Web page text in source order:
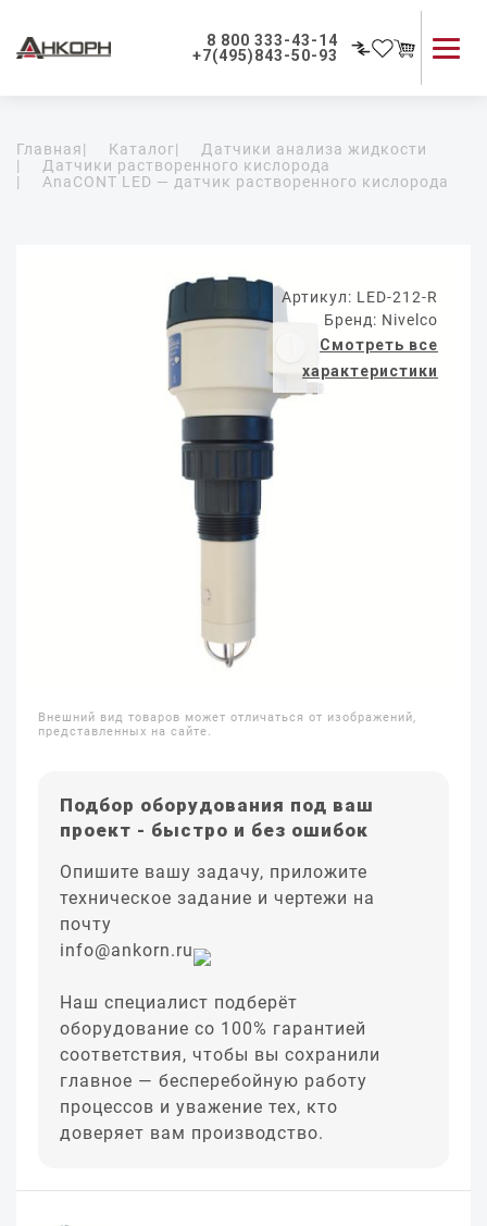
8 800 333-43-14
+7(495)843-50-93
Применение приборов
Как мы работаем
Главная| Каталог|
Датчики анализа жидкости
|
Датчики растворенного кислорода
|
AnaCONT LED — датчик растворенного кислорода
Артикул: LED-212-R
Бренд: Nivelco
Смотреть все
характеристики
Внешний вид товаров может отличаться от изображений,
представленных на сайте.
Подбор оборудования под ваш
проект - быстро и без ошибок
Опишите вашу задачу, приложите
техническое задание и чертежи на
почту
info@ankorn.ru
Наш специалист подберёт
оборудование со 100% гарантией
соответствия, чтобы вы сохранили
главное — бесперебойную работу
процессов и уважение тех, кто
доверяет вам производство.